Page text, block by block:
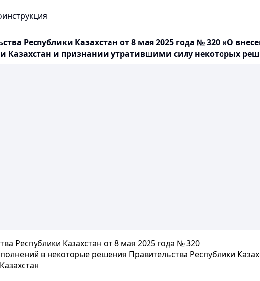
Республики Казахстан от 8 мая 2025 года № 320 «О
Казахстан и признании утратившими силу некоторых
Республики Казахстан от 8 мая 2025 года № 320
в некоторые решения Правительства Республики